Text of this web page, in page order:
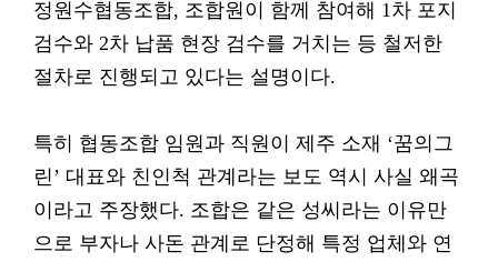
정원수협동조합, 조합원이 함께 참여해 1차 포지
검수와 2차 납품 현장 검수를 거치는 등 철저한
절차로 진행되고 있다는 설명이다.
특히 협동조합 임원과 직원이 제주 소재 ‘꿈의그
린’ 대표와 친인척 관계라는 보도 역시 사실 왜곡
이라고 주장했다. 조합은 같은 성씨라는 이유만
으로 부자나 사돈 관계로 단정해 특정 업체와 연